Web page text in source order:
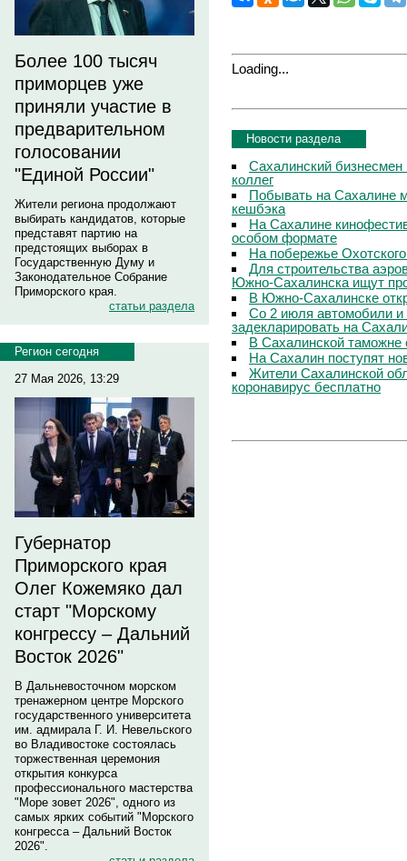
Более 100 тысяч
приморцев уже
приняли участие в
предварительном
голосовании
"Единой России"
Жители региона продолжают
выбирать кандидатов, которые
представят партию на
предстоящих выборах в
Государственную Думу и
Законодательное Собрание
Приморского края.
статьи раздела
Регион сегодня
27 Мая 2026, 13:29
Губернатор
Приморского края
Олег Кожемяко дал
старт "Морскому
конгрессу – Дальний
Восток 2026"
В Дальневосточном морском
тренажерном центре Морского
государственного университета
им. адмирала Г. И. Невельского
во Владивостоке состоялась
торжественная церемония
открытия конкурса
профессионального мастерства
"Море зовет 2026", одного из
самых ярких событий "Морского
конгресса – Дальний Восток
2026".
Loading...
Новости раздела
Сахалинский бизнесмен
коллег
Побывать на Сахалине
кешбэка
На Сахалине
особом формате
На побережье
Для строительства
Южно-Сахалинска ищут
В Южно-Сахалинске
Со 2 июля автомобили
задекларировать на
В Сахалинской таможне
На Сахалин поступят
Жители Сахалинской
коронавирус бесплатно